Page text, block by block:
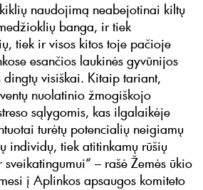
naudojimą neabejotinai kiltų
banga, ir tiek
tiek ir visos kitos toje pačioje
esančios laukinės gyvūnijos
visiškai. Kitaip tariant,
nuolatinio žmogiškojo
sąlygomis, kas ilgalaikėje
turėtų potencialių neigiamų
individų, tiek atitinkamų rūšių
– rašė Žemės ūkio
į Aplinkos apsaugos komiteto